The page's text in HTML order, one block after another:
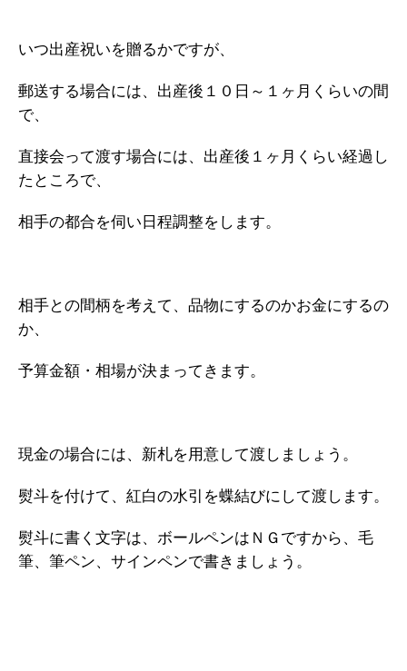
いつ出産祝いを贈るかですが、
郵送する場合には、出産後１０日～１ヶ月くらいの間
で、
直接会って渡す場合には、出産後１ヶ月くらい経過し
たところで、
相手の都合を伺い日程調整をします。
相手との間柄を考えて、品物にするのかお金にするの
か、
予算金額・相場が決まってきます。
現金の場合には、新札を用意して渡しましょう。
熨斗を付けて、紅白の水引を蝶結びにして渡します。
熨斗に書く文字は、ボールペンはＮＧですから、毛
筆、筆ペン、サインペンで書きましょう。